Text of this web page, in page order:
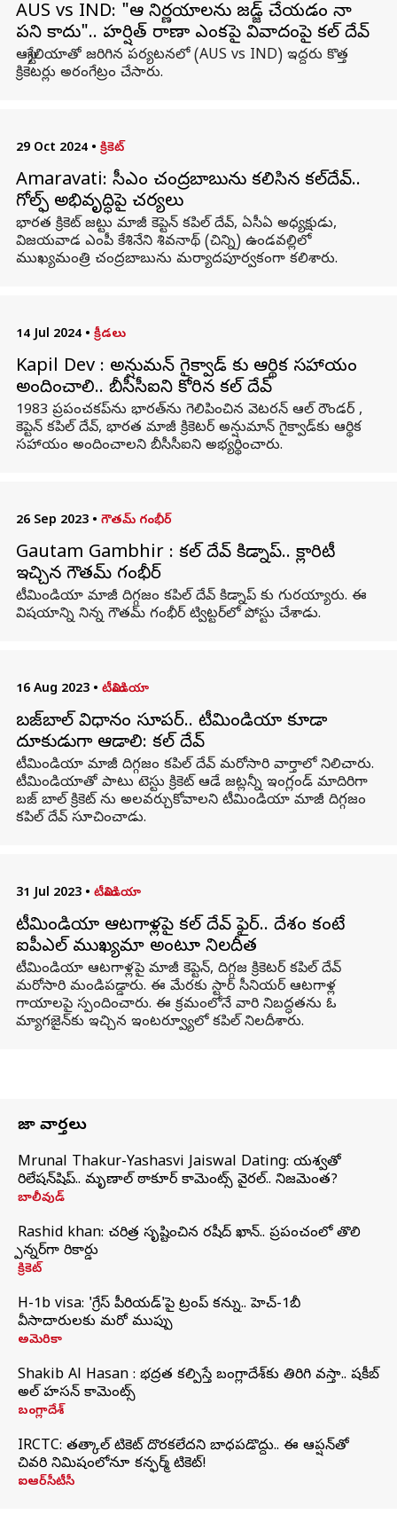
AUS vs IND: "ఆ నిర్ణయాలను జడ్జ్‌ చేయడం నా
పని కాదు".. హర్షిత్ రాణా ఎంపికపై వివాదంపై కపిల్ దేవ్
ఆస్ట్రేలియాతో జరిగిన పర్యటనలో (AUS vs IND) ఇద్దరు కొత్త
క్రికెటర్లు అరంగేట్రం చేసారు.
29 Oct 2024 • క్రికెట్
Amaravati: సీఎం చంద్రబాబును కలిసిన కపిల్‌దేవ్‌..
గోల్ఫ్ అభివృద్ధిపై చర్యలు
భారత క్రికెట్‌ జట్టు మాజీ కెప్టెన్‌ కపిల్‌ దేవ్‌, ఏసీఏ అధ్యక్షుడు,
విజయవాడ ఎంపీ కేశినేని శివనాథ్‌ (చిన్ని) ఉండవల్లిలో
ముఖ్యమంత్రి చంద్రబాబును మర్యాదపూర్వకంగా కలిశారు.
14 Jul 2024 • క్రీడలు
Kapil Dev : అన్షుమన్ గైక్వాడ్ కు ఆర్థిక సహాయం
అందించాలి.. బీసీసీఐని కోరిన కపిల్ దేవ్
1983 ప్రపంచకప్‌ను భారత్‌ను గెలిపించిన వెటరన్ ఆల్ రౌండర్ ,
కెప్టెన్ కపిల్ దేవ్, భారత మాజీ క్రికెటర్ అన్షుమాన్ గైక్వాడ్‌కు ఆర్థిక
సహాయం అందించాలని బీసీసీఐని అభ్యర్థించారు.
26 Sep 2023 • గౌతమ్ గంభీర్
Gautam Gambhir : కపిల్ దేవ్ కిడ్నాప్.. క్లారిటీ
ఇచ్చిన గౌతమ్ గంభీర్
టీమిండియా మాజీ దిగ్గజం కపిల్ దేవ్ కిడ్నాప్ కు గురయ్యారు. ఈ
విషయాన్ని నిన్న గౌతమ్ గంభీర్ ట్విట్టర్‌లో పోస్టు చేశాడు.
16 Aug 2023 • టీమిండియా
బజ్‌బాల్ విధానం సూపర్.. టీమిండియా కూడా
దూకుడుగా ఆడాలి: కపిల్ దేవ్
టీమిండియా మాజీ దిగ్గజం కపిల్ దేవ్ మరోసారి వార్తాలో నిలిచారు.
టీమిండియాతో పాటు టెస్టు క్రికెట్ ఆడే జట్లన్నీ ఇంగ్లండ్ మాదిరిగా
బజ్ బాల్ క్రికెట్ ను అలవర్చుకోవాలని టీమిండియా మాజీ దిగ్గజం
కపిల్ దేవ్ సూచించాడు.
31 Jul 2023 • టీమిండియా
టీమిండియా ఆటగాళ్లపై కపిల్‌ దేవ్ ఫైర్.. దేశం కంటే
ఐపీఎల్ ముఖ్యమా అంటూ నిలదీత
టీమిండియా ఆటగాళ్లపై మాజీ కెప్టెన్, దిగ్గజ క్రికెటర్ కపిల్‌ దేవ్‌
మరోసారి మండిపడ్డారు. ఈ మేరకు స్టార్ సీనియర్ ఆటగాళ్ల
గాయాలపై స్పందించారు. ఈ క్రమంలోనే వారి నిబద్ధతను ఓ
మ్యాగజైన్‌కు ఇచ్చిన ఇంటర్వ్యూలో కపిల్‌ నిలదీశారు.
తాజా వార్తలు
Mrunal Thakur-Yashasvi Jaiswal Dating: యశస్వితో
రిలేషన్‌షిప్.. మృణాల్ ఠాకూర్ కామెంట్స్ వైరల్.. నిజమెంత?
బాలీవుడ్
Rashid khan: చరిత్ర సృష్టించిన రషీద్ ఖాన్.. ప్రపంచంలో తొలి
స్పిన్నర్‌గా రికార్డు
క్రికెట్
H-1b visa: 'గ్రేస్‌ పీరియడ్‌'పై ట్రంప్‌ కన్ను.. హెచ్‌-1బీ
వీసాదారులకు మరో ముప్పు
అమెరికా
Shakib Al Hasan : భద్రత కల్పిస్తే బంగ్లాదేశ్‌కు తిరిగి వస్తా.. షకీబ్
అల్ హసన్ కామెంట్స్
బంగ్లాదేశ్
IRCTC: తత్కాల్ టికెట్ దొరకలేదని బాధపడొద్దు.. ఈ ఆప్షన్‌తో
చివరి నిమిషంలోనూ కన్ఫర్మ్ టికెట్!
ఐఆర్‌సీటీసీ